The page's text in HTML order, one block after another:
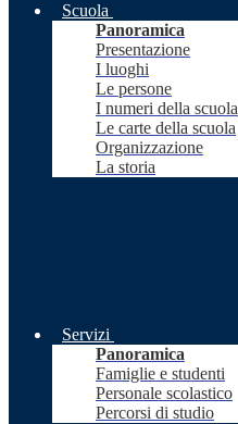
Scuola
Panoramica
Presentazione
I luoghi
Le persone
I numeri della scuola
Le carte della scuola
Organizzazione
La storia
Servizi
Panoramica
Famiglie e studenti
Personale scolastico
Percorsi di studio